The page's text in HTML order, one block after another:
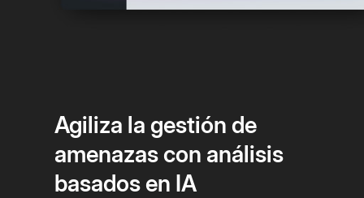
Agiliza la gestión de
amenazas con análisis
basados en IA